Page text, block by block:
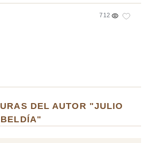
712
DEL AUTOR "JULIO